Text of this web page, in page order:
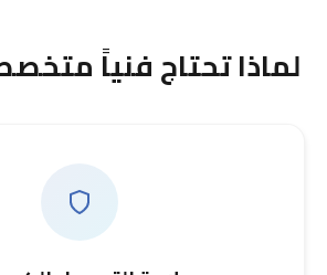
لماذا تحتاج فنياً